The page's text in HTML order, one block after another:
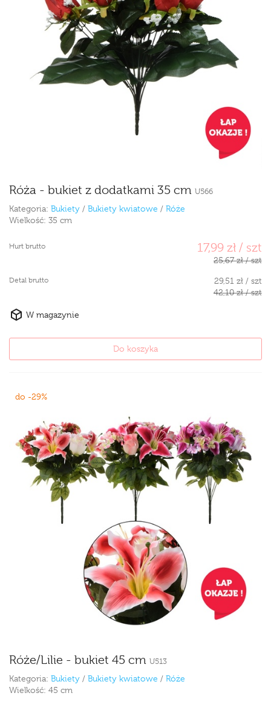
Róża - bukiet z dodatkami 35 cm U566
Kategoria: Bukiety / Bukiety kwiatowe / Róże
Wielkość: 35 cm
Hurt brutto 17,99 zł / szt
25,67 zł / szt
Detal brutto
29,51 zł / szt
42,10 zł / szt
W magazynie
Do koszyka
do -29%
Róże/Lilie - bukiet 45 cm U513
Kategoria: Bukiety / Bukiety kwiatowe / Róże
Wielkość: 45 cm